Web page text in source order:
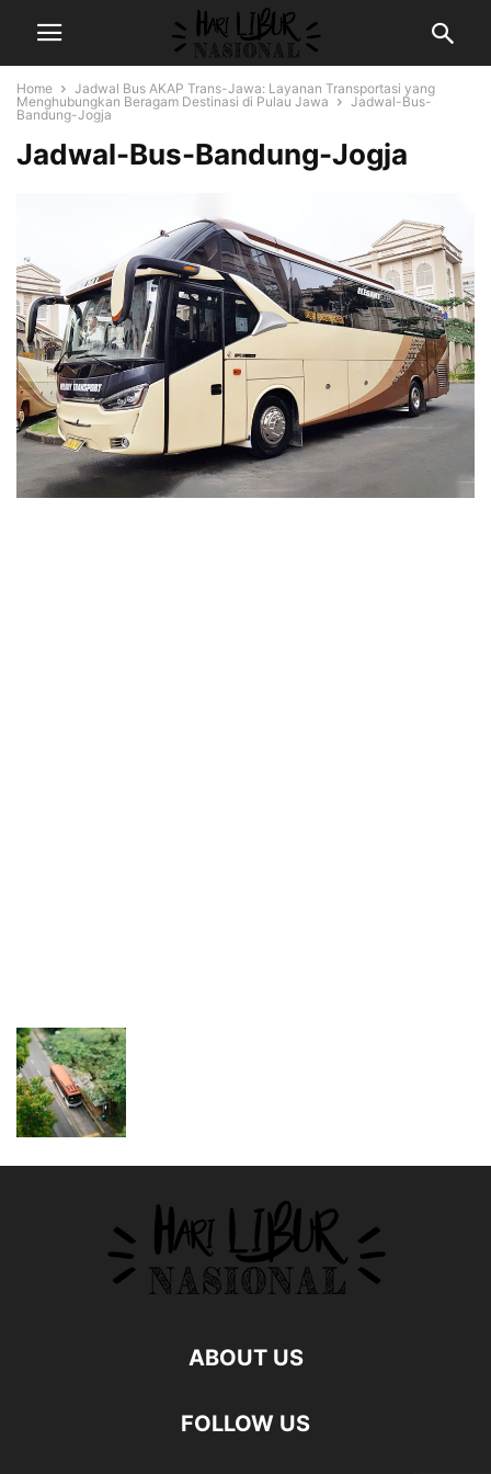
Home
Jadwal Bus AKAP Trans-Jawa: Layanan Transportasi yang
Menghubungkan Beragam Destinasi di Pulau Jawa
Jadwal-Bus-
Bandung-Jogja
Jadwal-Bus-Bandung-Jogja
ABOUT US
FOLLOW US